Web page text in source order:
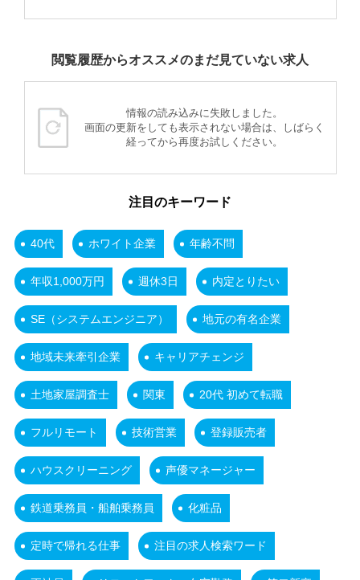
閲覧履歴からオススメのまだ見ていない求人
情報の読み込みに失敗しました。
画面の更新をしても表示されない場合は、しばらく
経ってから再度お試しください。
注目のキーワード
40代 ホワイト企業 年齢不問
年収1,000万円 週休3日 内定とりたい
SE（システムエンジニア） 地元の有名企業
地域未来牽引企業 キャリアチェンジ
土地家屋調査士 関東 20代 初めて転職
フルリモート 技術営業 登録販売者
ハウスクリーニング 声優マネージャー
鉄道乗務員・船舶乗務員 化粧品
定時で帰れる仕事 注目の求人検索ワード